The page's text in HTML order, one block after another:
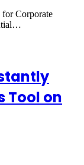
for Corporate
Tool on